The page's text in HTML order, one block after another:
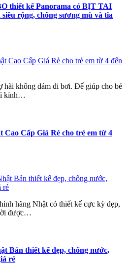
thiết kế Panorama có BỊT TAI
rộng, chống sương mù và tia
hãi không dám đi bơi. Để giúp cho bé
kính…
Cấp Giá Rẻ cho trẻ em từ 4
hãng Nhật có thiết kế cực kỳ đẹp,
được…
Bản thiết kế đẹp, chống nước,
rẻ